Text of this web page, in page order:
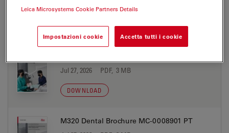
Jul 27, 2026 PDF, 3 MB
DOWNLOAD
Jul 27, 2026 PDF, 3 MB
DOWNLOAD
M320 Dental Brochure MC-0008901 PT
Leica Microsystems Cookie Partners Details
Impostazioni cookie Accetta tutti i cookie